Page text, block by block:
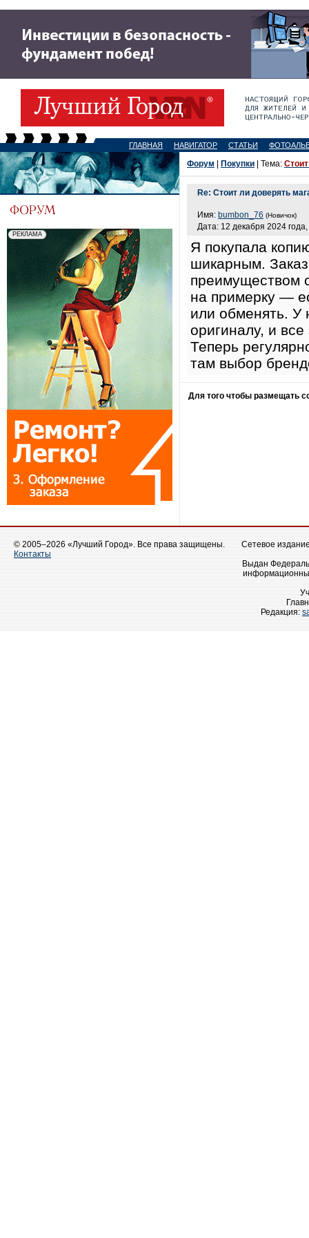
ГЛАВНАЯ НАВИГАТОР СТАТЬИ
Форум Покупки | Тема:
Re: Стоит ли доверять
Имя: bumbon_76 (Новичок)
Дата: 12 декабря 2024
Я покупала
шикарным.
преимуществом
на примерку —
или обменять. У
оригиналу, и
Теперь
там выбор
Для того чтобы размещать
© 2005–2026 «Лучший Город». Все права защищены.
Контакты
Сетевое
Выдан
Редакция: